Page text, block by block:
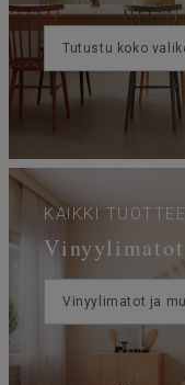
Tutustu koko
KAIKKI
Vinyylimatot ja